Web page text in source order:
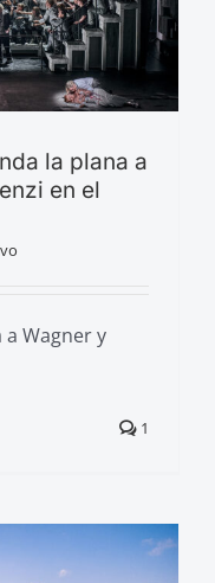
la plana a
en el
Wagner y
1